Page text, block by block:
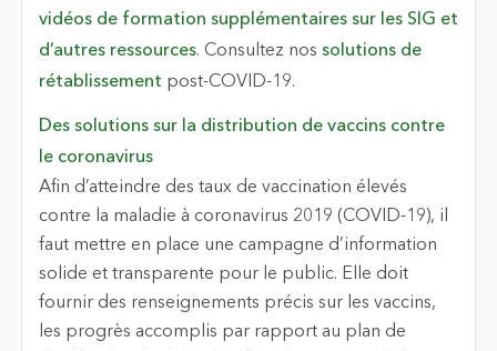
vidéos de formation supplémentaires sur les SIG et
d’autres ressources. Consultez nos solutions de
rétablissement post-COVID-19.
Des solutions sur la distribution de vaccins contre
le coronavirus
Afin d’atteindre des taux de vaccination élevés
contre la maladie à coronavirus 2019 (COVID-19), il
faut mettre en place une campagne d’information
solide et transparente pour le public. Elle doit
fournir des renseignements précis sur les vaccins,
les progrès accomplis par rapport au plan de